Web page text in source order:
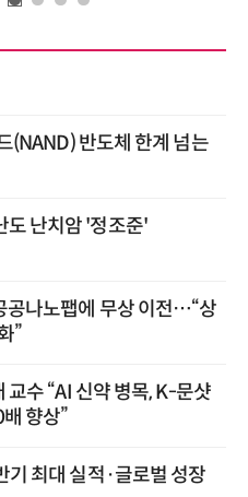
(NAND) 반도체 한계 넘는
난치암 '정조준'
공나노팹에 무상 이전…“상
”
교수 “AI 신약 병목, K-문샷
향상”
최대 실적·글로벌 성장